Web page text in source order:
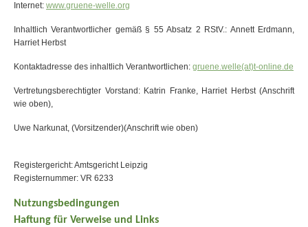
Internet: www.gruene-welle.org
Inhaltlich Verantwortlicher gemäß § 55 Absatz 2 RStV.: Annett Erdmann,
Harriet Herbst
Kontaktadresse des inhaltlich Verantwortlichen: gruene.welle(at)t-online.de
Vertretungsberechtigter Vorstand: Katrin Franke, Harriet Herbst (Anschrift
wie oben),
Uwe Narkunat, (Vorsitzender)(Anschrift wie oben)
Registergericht: Amtsgericht Leipzig
Registernummer: VR 6233
Nutzungsbedingungen
Haftung für Verweise und Links